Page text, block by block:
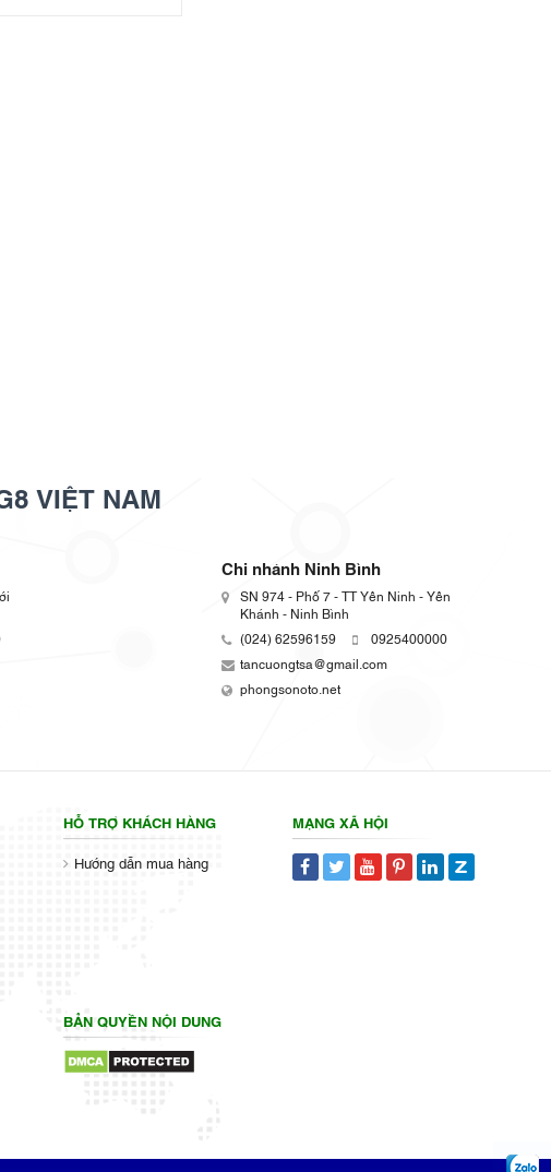
VIỆT NAM
Chi nhánh Ninh Bình
SN 974 - Phố 7 - TT Yên Ninh - Yên
Khánh - Ninh Bình
(024) 62596159
0925400000
tancuongtsa@gmail.com
phongsonoto.net
HỖ TRỢ KHÁCH HÀNG
Hướng dẫn mua hàng
MẠNG XÃ HỘI
BẢN QUYỀN NỘI DUNG